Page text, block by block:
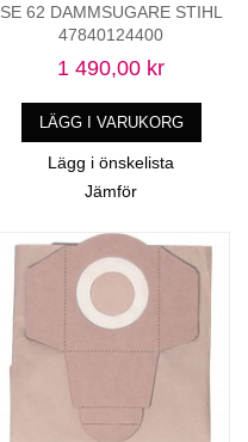
SE 62 DAMMSUGARE STIHL
47840124400
1 490,00 kr
LÄGG I VARUKORG
Lägg i önskelista
Jämför